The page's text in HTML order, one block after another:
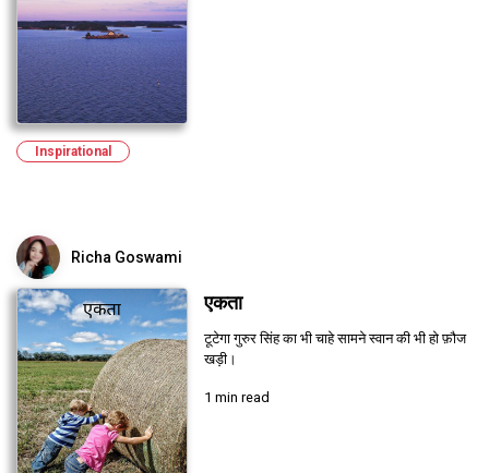
Inspirational
Richa Goswami
एकता
टूटेगा गुरुर सिंह का भी चाहे सामने स्वान की भी हो फ़ौज
खड़ी।
1 min read